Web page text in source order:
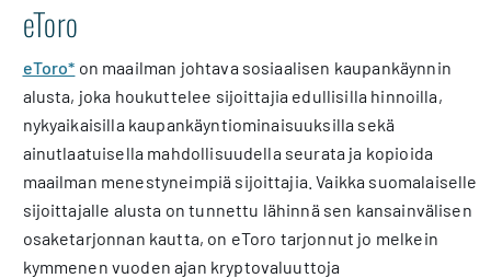
eToro
eToro* on maailman johtava sosiaalisen kaupankäynnin
alusta, joka houkuttelee sijoittajia edullisilla hinnoilla,
nykyaikaisilla kaupankäyntiominaisuuksilla sekä
ainutlaatuisella mahdollisuudella seurata ja kopioida
maailman menestyneimpiä sijoittajia. Vaikka suomalaiselle
sijoittajalle alusta on tunnettu lähinnä sen kansainvälisen
osaketarjonnan kautta, on eToro tarjonnut jo melkein
kymmenen vuoden ajan kryptovaluuttoja